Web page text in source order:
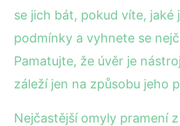
se jich bát, pokud víte, jaké
podmínky a vyhnete se
Pamatujte, že úvěr je
záleží jen na způsobu jeho
Nejčastější omyly pramení